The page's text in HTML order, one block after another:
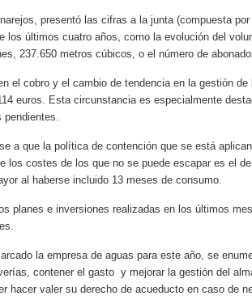
presentó las cifras a la junta (compuesta
los últimos cuatro años, como la evolución del
237.650 metros cúbicos, o el número de
el cobro y el cambio de tendencia en la gestión
euros. Esta circunstancia es especialmente
pendientes.
a que la política de contención que se está
los costes de los que no se puede escapar es el
al haberse incluido 13 meses de consumo.
planes e inversiones realizadas en los últimos
la empresa de aguas para este año, se
contener el gasto y mejorar la gestión del
hacer valer su derecho de acueducto en caso de